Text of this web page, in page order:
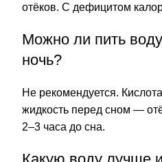
отёков. С дефицитом
Можно ли пить
ночь?
Не рекомендуется.
жидкость перед сном —
2–3 часа до сна.
Какую воду лучше